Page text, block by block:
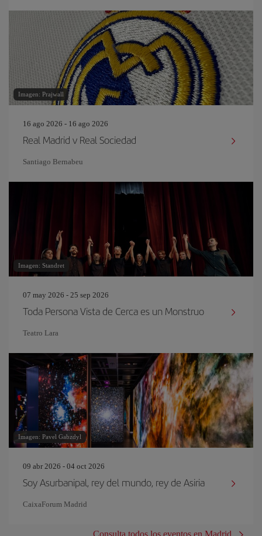
Imagen: Prajwall
16 ago 2026 - 16 ago 2026
Real Madrid v Real Sociedad
Santiago Bernabeu
Imagen: Standret
07 may 2026 - 25 sep 2026
Toda Persona Vista de Cerca es un Monstruo
Teatro Lara
Imagen: Pavel Gabzdyl
09 abr 2026 - 04 oct 2026
Soy Asurbanipal, rey del mundo, rey de Asiria
CaixaForum Madrid
Consulta todos los eventos en Madrid